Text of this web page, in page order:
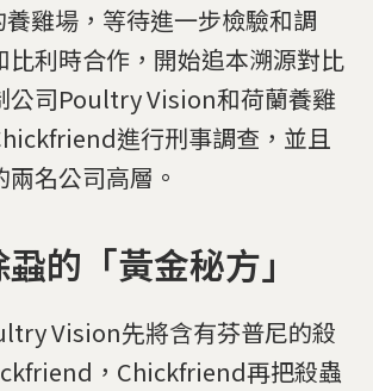
養雞場，等待進一步檢驗和調
比利時合作，開始追本溯源對比
公司Poultry Vision和荷蘭養雞
進行刑事調查，並且
名公司高層。
的「黃金秘方」
Vision先將含有芬普尼的殺
，Chickfriend再把殺蟲